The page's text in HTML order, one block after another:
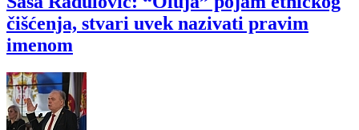
čišćenja, stvari uvek nazivati pravim
imenom